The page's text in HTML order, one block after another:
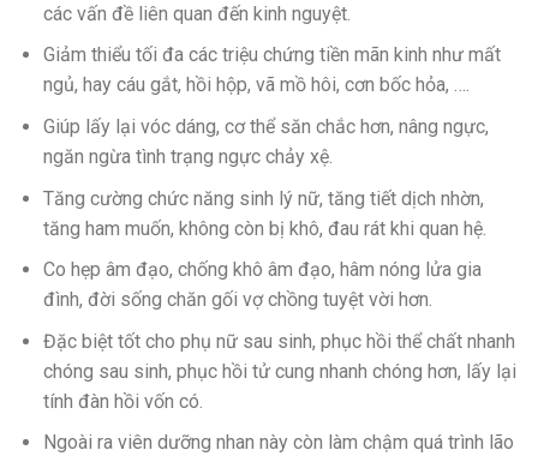
các vấn đề liên quan đến kinh nguyệt.
Giảm thiểu tối đa các triệu chứng tiền mãn kinh như mất
ngủ, hay cáu gắt, hồi hộp, vã mồ hôi, cơn bốc hỏa, ….
Giúp lấy lại vóc dáng, cơ thể săn chắc hơn, nâng ngực,
ngăn ngừa tình trạng ngực chảy xệ.
Tăng cường chức năng sinh lý nữ, tăng tiết dịch nhờn,
tăng ham muốn, không còn bị khô, đau rát khi quan hệ.
Co hẹp âm đạo, chống khô âm đạo, hâm nóng lửa gia
đình, đời sống chăn gối vợ chồng tuyệt vời hơn.
Đặc biệt tốt cho phụ nữ sau sinh, phục hồi thể chất nhanh
chóng sau sinh, phục hồi tử cung nhanh chóng hơn, lấy lại
tính đàn hồi vốn có.
Ngoài ra viên dưỡng nhan này còn làm chậm quá trình lão